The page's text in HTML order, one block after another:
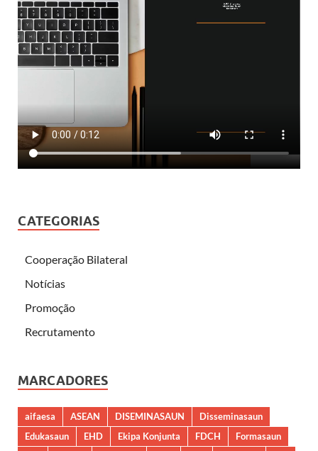
CATEGORIAS
Cooperação Bilateral
Notícias
Promoção
Recrutamento
MARCADORES
aifaesa ASEAN DISEMINASAUN
Disseminasaun
Edukasaun
EHD Ekipa Konjunta FDCH
Formasaun